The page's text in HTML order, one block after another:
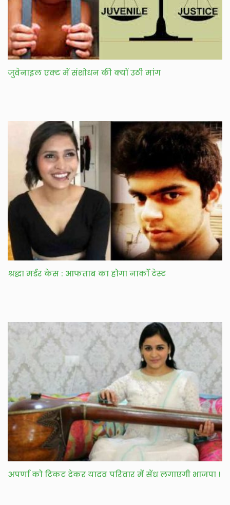
जुवेनाइल एक्ट में संशोधन की क्यों उठी मांग
श्रद्धा मर्डर केस : आफताब का होगा नार्को टेस्‍ट
अपर्णा को टिकट देकर यादव परिवार में सेंध लगाएगी भाजपा !